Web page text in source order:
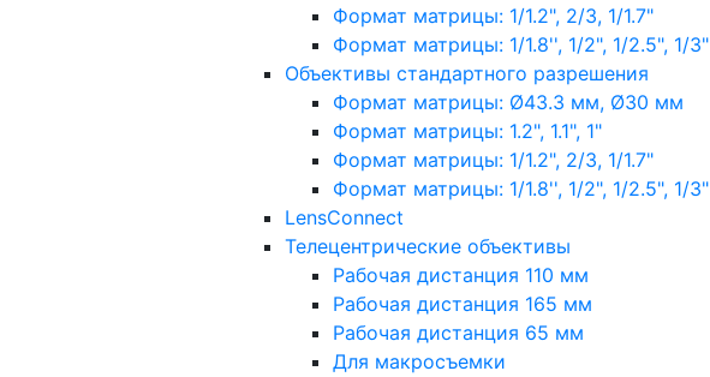
Формат матрицы: 1/1.2", 2/3, 1/1.7"
Формат матрицы: 1/1.8'', 1/2", 1/2.5", 1/3"
Объективы стандартного разрешения
Формат матрицы: Ø43.3 мм, Ø30 мм
Формат матрицы: 1.2", 1.1", 1"
Формат матрицы: 1/1.2", 2/3, 1/1.7"
Формат матрицы: 1/1.8'', 1/2", 1/2.5", 1/3"
LensConnect
Телецентрические объективы
Рабочая дистанция 110 мм
Рабочая дистанция 165 мм
Рабочая дистанция 65 мм
Для макросъемки